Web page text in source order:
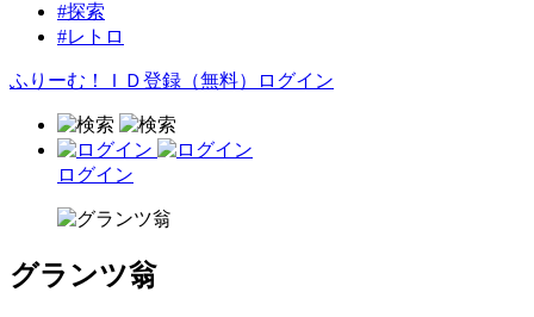
#探索
#レトロ
ふりーむ！ＩＤ登録（無料） ログイン
ログイン
グランツ翁